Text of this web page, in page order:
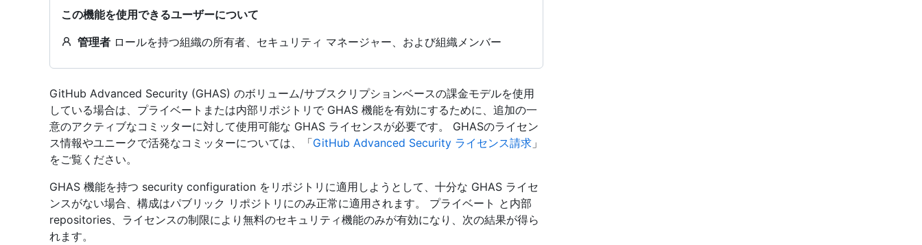
この機能を使用できるユーザーについて
管理者 ロールを持つ組織の所有者、セキュリティ マネージャー、および組織メンバー
GitHub Advanced Security (GHAS) のボリューム/サブスクリプションベースの課金モデルを使用
している場合は、プライベートまたは内部リポジトリで GHAS 機能を有効にするために、追加の一
意のアクティブなコミッターに対して使用可能な GHAS ライセンスが必要です。 GHASのライセン
ス情報やユニークで活発なコミッターについては、「GitHub Advanced Security ライセンス請求 」
をご覧ください。
GHAS 機能を持つ security configuration をリポジトリに適用しようとして、十分な GHAS ライセ
ンスがない場合、構成はパブリック リポジトリにのみ正常に適用されます。 プライベート と内部
repositories、ライセンスの制限により無料のセキュリティ機能のみが有効になり、次の結果が得ら
れます。